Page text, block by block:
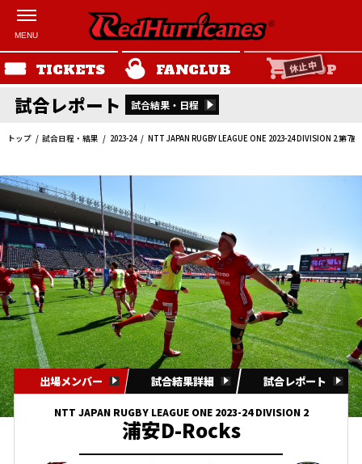
TICKETS FANCLUB SHOP
休止中
試合レポート 試合結果・日程
トップ 試合日程・結果 2023-24 NTT JAPAN RUGBY LEAGUE ONE 2023-24 DIVISION 2 第7
出場メンバー 試合結果詳細 試合レポート
NTT JAPAN RUGBY LEAGUE ONE 2023-24 DIVISION 2
浦安D-Rocks